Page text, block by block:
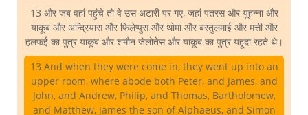
13 और जब वहां पहुंचे तो वे उस अटारी पर गए, जहां पतरस और यूहन्ना और
याकूब और अन्द्रियास और फिलेप्पुस और थोमा और बरतुलमाई और मत्ती और
हलफई का पुत्र याकूब और शमौन जेलोतेस और याकूब का पुत्र यहूदा रहते थे।
13 And when they were come in, they went up into an
upper room, where abode both Peter, and James, and
John, and Andrew, Philip, and Thomas, Bartholomew,
and Matthew, James the son of Alphaeus, and Simon